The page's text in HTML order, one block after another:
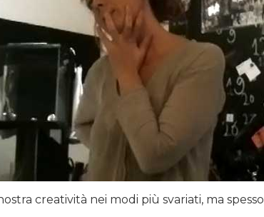
creatività nei modi più svariati, ma